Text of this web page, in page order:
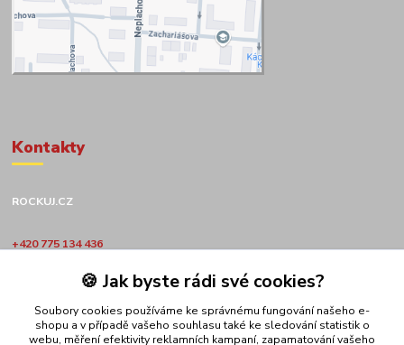
Kontakty
ROCKUJ.CZ
+420 775 134 436
obchod@rockuj.cz🍪 Jak byste rádi své cookies?
Soubory cookies používáme ke správnému fungování našeho e-
shopu a v případě vašeho souhlasu také ke sledování statistik o
webu, měření efektivity reklamních kampaní, zapamatování vašeho